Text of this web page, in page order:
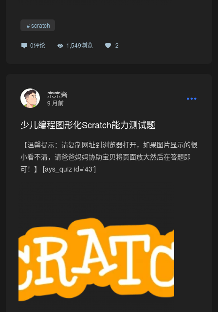
scratch
0评论 1,549浏览 2
宗宗酱
9 月前
少儿编程图形化Scratch能力测试题
【温馨提示：请复制网址到浏览器打开，如果图片显示的很
小看不清，请爸爸妈妈协助宝贝将页面放大然后在答题即
可！】 [ays_quiz id='43']